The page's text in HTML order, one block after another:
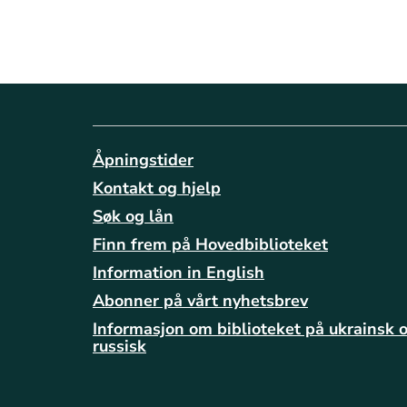
Åpningstider
Kontakt og hjelp
Søk og lån
Finn frem på Hovedbiblioteket
Information in English
Abonner på vårt nyhetsbrev
Informasjon om biblioteket på ukrainsk
russisk